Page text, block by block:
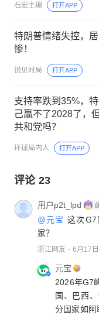
石宏主编 打开APP
特朗普情绪失控，
惨！
锐见时局 打开APP
支持率跌到35%，
己赢不了2028了，
共和党吗？
环球局内人 打开APP
评论 23
用户p2t_lpd
@元宝 这次
家？
浙江网友 6月17日
元宝
2026年G7
国、巴西
分国家如阿